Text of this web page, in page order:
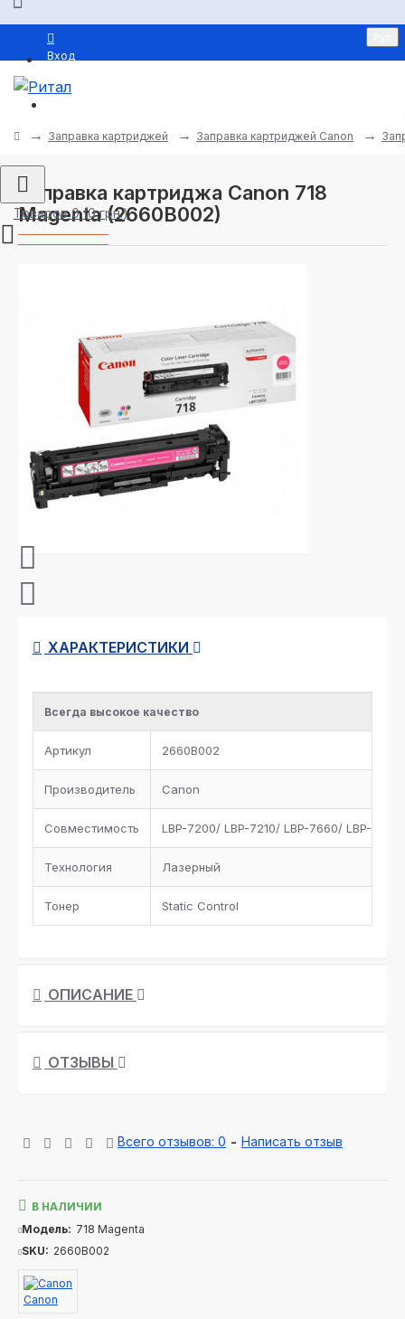
Вход
Товаров 0 (0 грн.)
Заправка картриджей Заправка картриджей Canon
Заправка картриджа Canon 718
Magenta (2660B002)
ХАРАКТЕРИСТИКИ
Всегда высокое качество
Артикул 2660B002
Производитель Canon
Совместимость LBP-7200/ LBP-7210/ LBP-7660/ LBP-
Технология Лазерный
Тонер Static Control
ОПИСАНИЕ
ОТЗЫВЫ
Всего отзывов: 0 - Написать отзыв
В НАЛИЧИИ
Модель: 718 Magenta
SKU: 2660B002
Canon